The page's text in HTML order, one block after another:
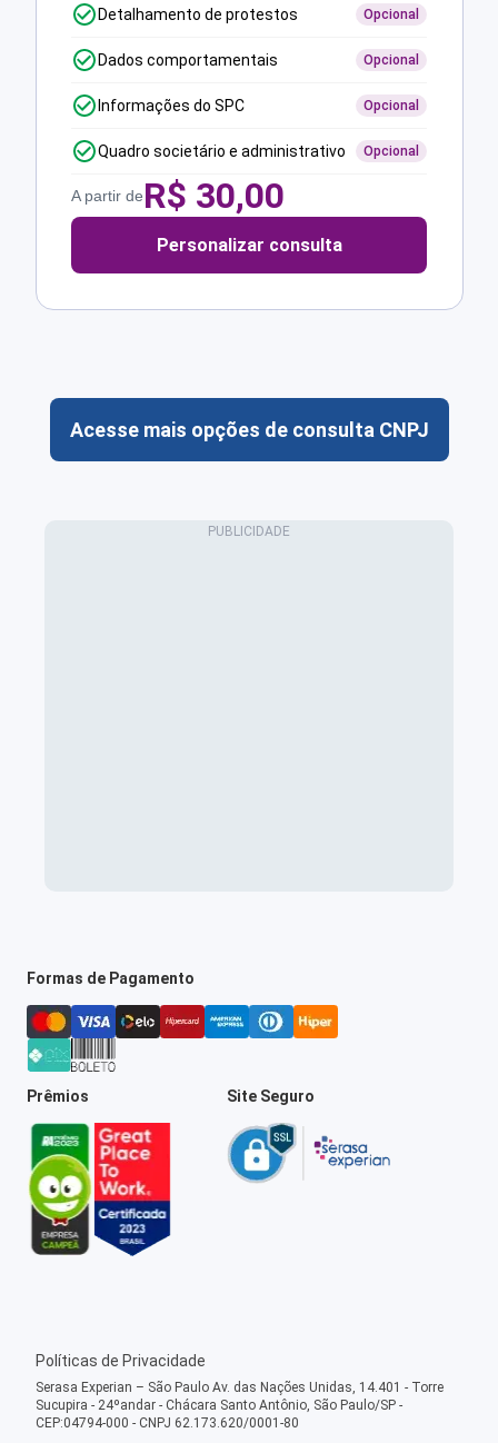
Detalhamento de protestos Opcional
Dados comportamentais Opcional
Informações do SPC Opcional
Quadro societário e administrativo Opcional
A partir deR$ 30,00
Personalizar consulta
Acesse mais opções de consulta CNPJ
Formas de Pagamento
Prêmios Site Seguro
Políticas de Privacidade
Serasa Experian – São Paulo Av. das Nações Unidas, 14.401 - Torre
Sucupira - 24ºandar - Chácara Santo Antônio, São Paulo/SP -
CEP:04794-000 - CNPJ 62.173.620/0001-80